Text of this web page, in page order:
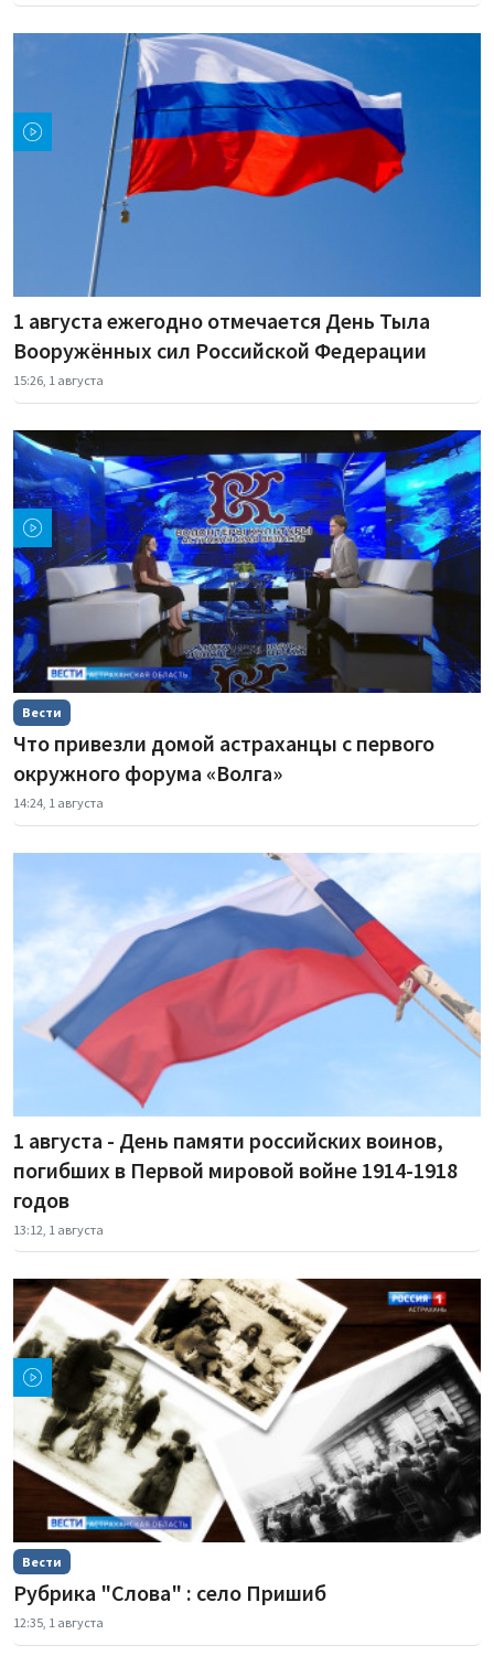
1 августа ежегодно отмечается День Тыла
Вооружённых сил Российской Федерации
15:26, 1 августа
Вести
Что привезли домой астраханцы с первого
окружного форума «Волга»
14:24, 1 августа
1 августа - День памяти российских воинов,
погибших в Первой мировой войне 1914-1918
годов
13:12, 1 августа
Вести
Рубрика "Слова" : село Пришиб
12:35, 1 августа